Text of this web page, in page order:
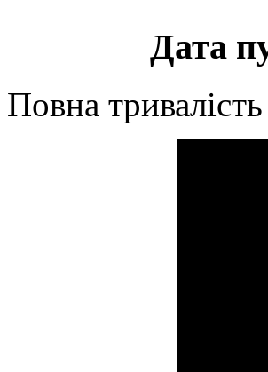
Дата
Повна